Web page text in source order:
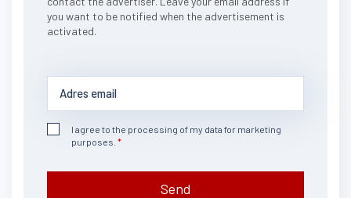
you want to be notified when the advertisement is
activated.
I agree to the processing of my data for marketing
purposes.
Send